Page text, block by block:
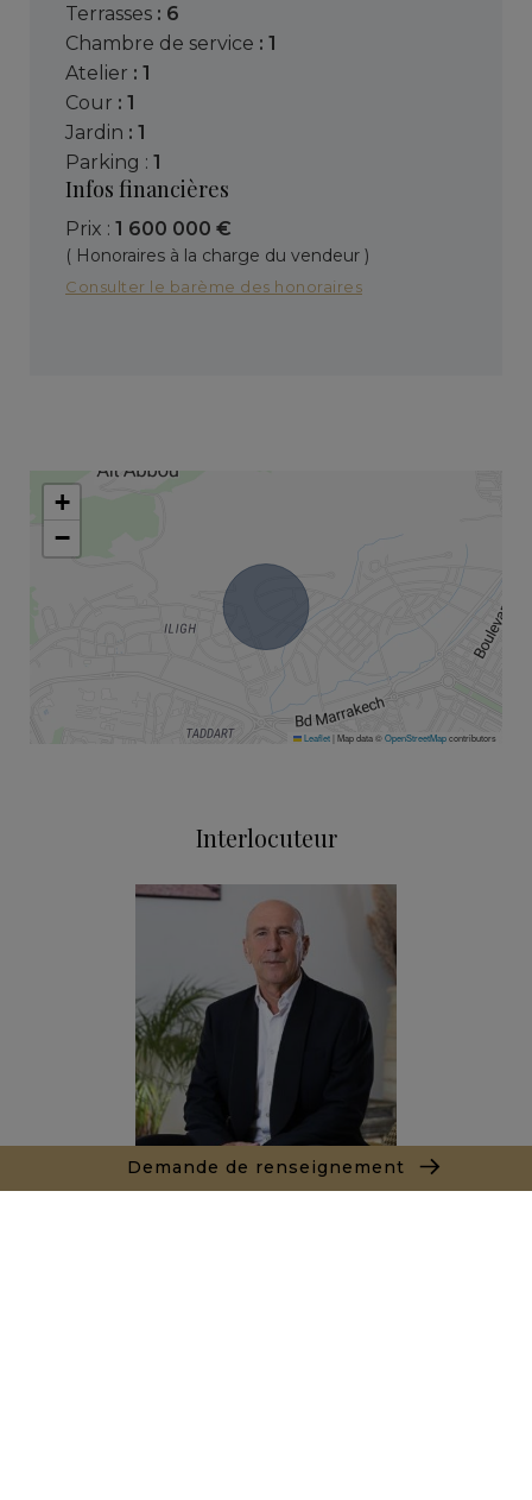
Demande de renseignement
terrasses : 6
chambre de service : 1
atelier : 1
cour : 1
jardin : 1
parking : 1
Infos financières
Prix : 1 600 000 €
( Honoraires à la charge du vendeur )
Consulter le barème des honoraires
+
−
Leaflet| Map data ©OpenStreetMapcontributors
Interlocuteur